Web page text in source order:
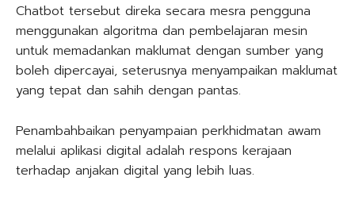
Chatbot tersebut direka secara mesra pengguna
menggunakan algoritma dan pembelajaran mesin
untuk memadankan maklumat dengan sumber yang
boleh dipercayai, seterusnya menyampaikan maklumat
yang tepat dan sahih dengan pantas.
Penambahbaikan penyampaian perkhidmatan awam
melalui aplikasi digital adalah respons kerajaan
terhadap anjakan digital yang lebih luas.